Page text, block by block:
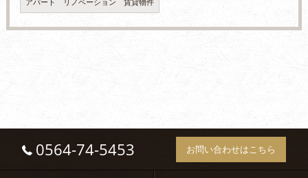
アパート リノベーション 賃貸物件
0564-74-5453 お問い合わせはこちら